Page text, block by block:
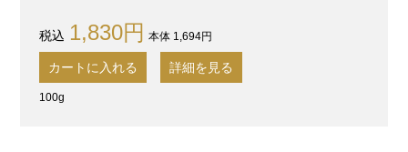
1,830円 本体 1,694円
カートに入れる 詳細を見る
100g